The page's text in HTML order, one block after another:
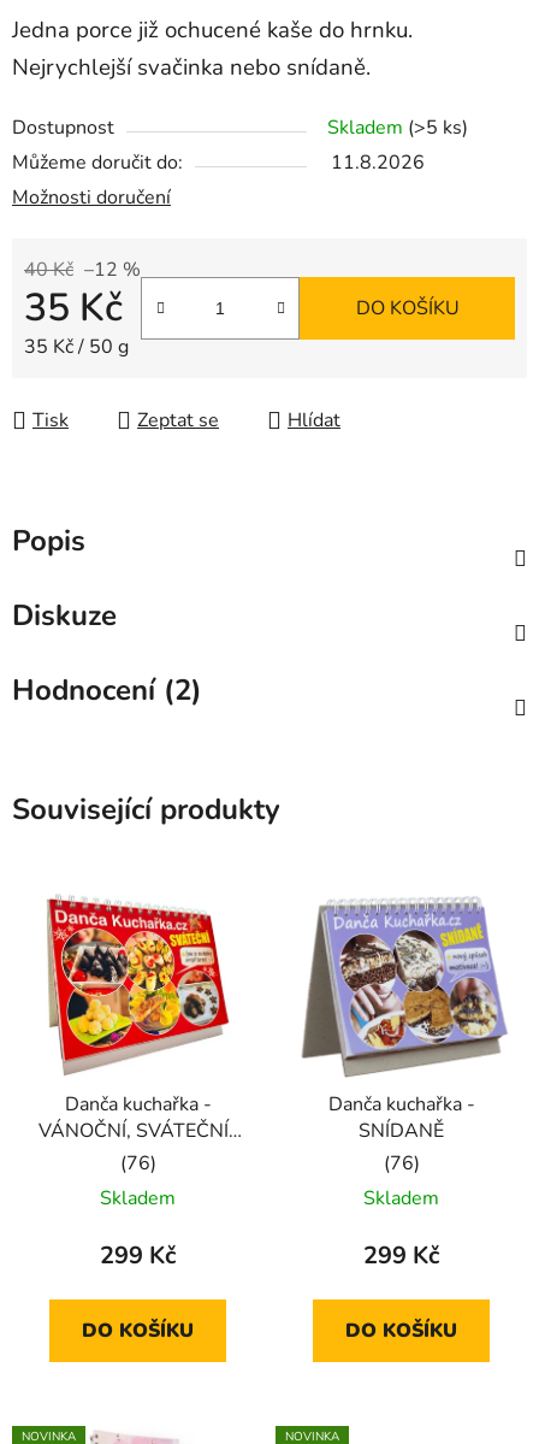
Jedna porce již ochucené kaše do hrnku.
Nejrychlejší svačinka nebo snídaně.
Dostupnost Skladem (>5 ks)
Můžeme doručit do:
11.8.2026
Možnosti doručení
40 Kč –12 %
35 Kč
Měrná cena:
35 Kč / 50 g
DO KOŠÍKU
Tisk Zeptat se Hlídat
Popis
Diskuze
Hodnocení (2)
Související produkty
Danča kuchařka -
VÁNOČNÍ, SVÁTEČNÍ i
na SILVESTRA
Průměrné
hodnocení
produktu
5,0
z
Skladem
299 Kč
DO KOŠÍKU
Danča kuchařka -
SNÍDANĚ
Průměrné
hodnocení
produktu
5,0
z
Skladem
299 Kč
DO KOŠÍKU
NOVINKA
NOVINKA